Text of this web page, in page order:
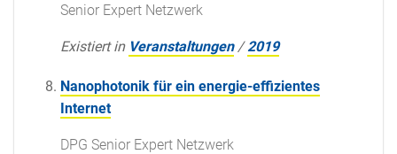
Senior Expert Netzwerk
Existiert in Veranstaltungen /2019
Nanophotonik für ein energie-effizientes
Internet
DPG Senior Expert Netzwerk